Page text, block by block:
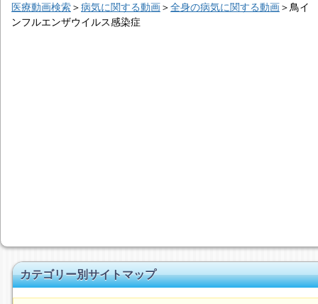
医療動画検索＞病気に関する動画＞全身の病気に関する動画＞ 鳥イ
ンフルエンザウイルス感染症
カテゴリー別サイトマップ